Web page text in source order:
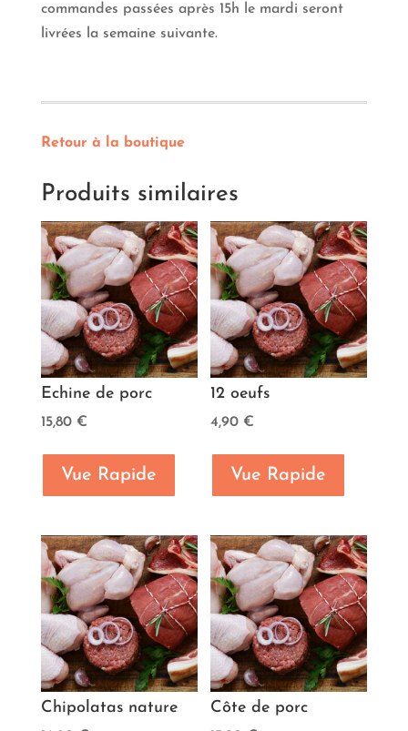
commandes passées après 15h le mardi seront
livrées la semaine suivante.
Retour à la boutique
Produits similaires
Echine de porc
15,80 €
Vue Rapide
12 oeufs
4,90 €
Vue Rapide
Chipolatas nature Côte de porc